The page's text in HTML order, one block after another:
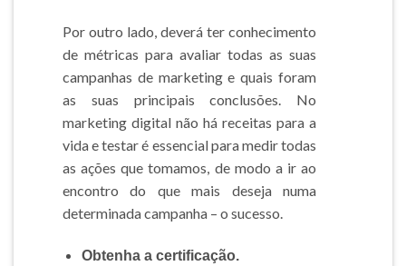
Por outro lado, deverá ter conhecimento
de métricas para avaliar todas as suas
campanhas de marketing e quais foram
as suas principais conclusões. No
marketing digital não há receitas para a
vida e testar é essencial para medir todas
as ações que tomamos, de modo a ir ao
encontro do que mais deseja numa
determinada campanha – o sucesso.
Obtenha a certificação.